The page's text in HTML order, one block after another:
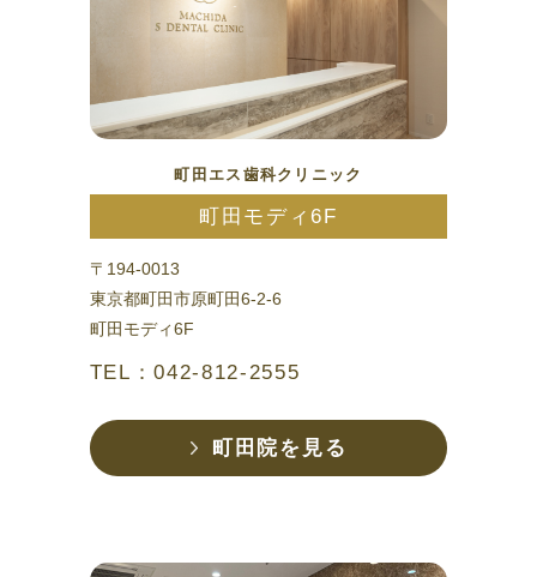
町田エス歯科クリニック
町田モディ6F
〒194-0013
東京都町田市原町田6-2-6
町田モディ6F
TEL：042-812-2555
町田院を見る